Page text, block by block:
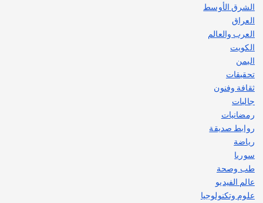
الشرق الأوسط
العراق
العرب والعالم
الكويت
اليمن
تحقيقات
ثقافة وفنون
جاليات
رمضانيات
روابط صديقة
رياضة
سوريا
طب وصحة
عالم الفيديو
علوم وتكنولوجيا